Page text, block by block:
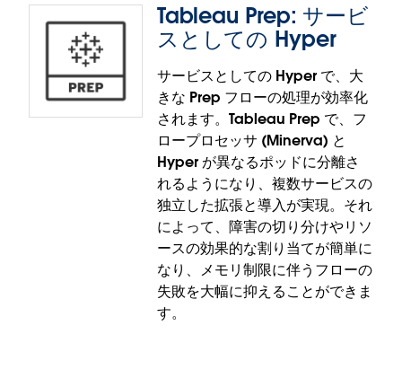
Tableau Prep: 空間計算と空間
結合
Tableau Prep の計算エディターで、空間計算
(MakePoint、MakeLine、Buffer、Distance、
Area、Intersects、Length、Outline) がサポートさ
れるようになりました。また、2 つのジオメトリデー
タ型の間で空間結合を柔軟に設定して、Tableau
Desktop と同じように、Tableau Prep でも関心のあ
る地点と地域を生成することができます。
空間計算と空間結合の機能は、Tableau Prep と
Tableau Cloud で一般提供されます。
Tableau Prep: サービ
スとしての Hyper
サービスとしての Hyper で、大
きな Prep フローの処理が効率化
されます。Tableau Prep で、フ
ロープロセッサ (Minerva) と
Hyper が異なるポッドに分離さ
れるようになり、複数サービスの
独立した拡張と導入が実現。それ
によって、障害の切り分けやリソ
ースの効果的な割り当てが簡単に
なり、メモリ制限に伴うフローの
失敗を大幅に抑えることができま
す。